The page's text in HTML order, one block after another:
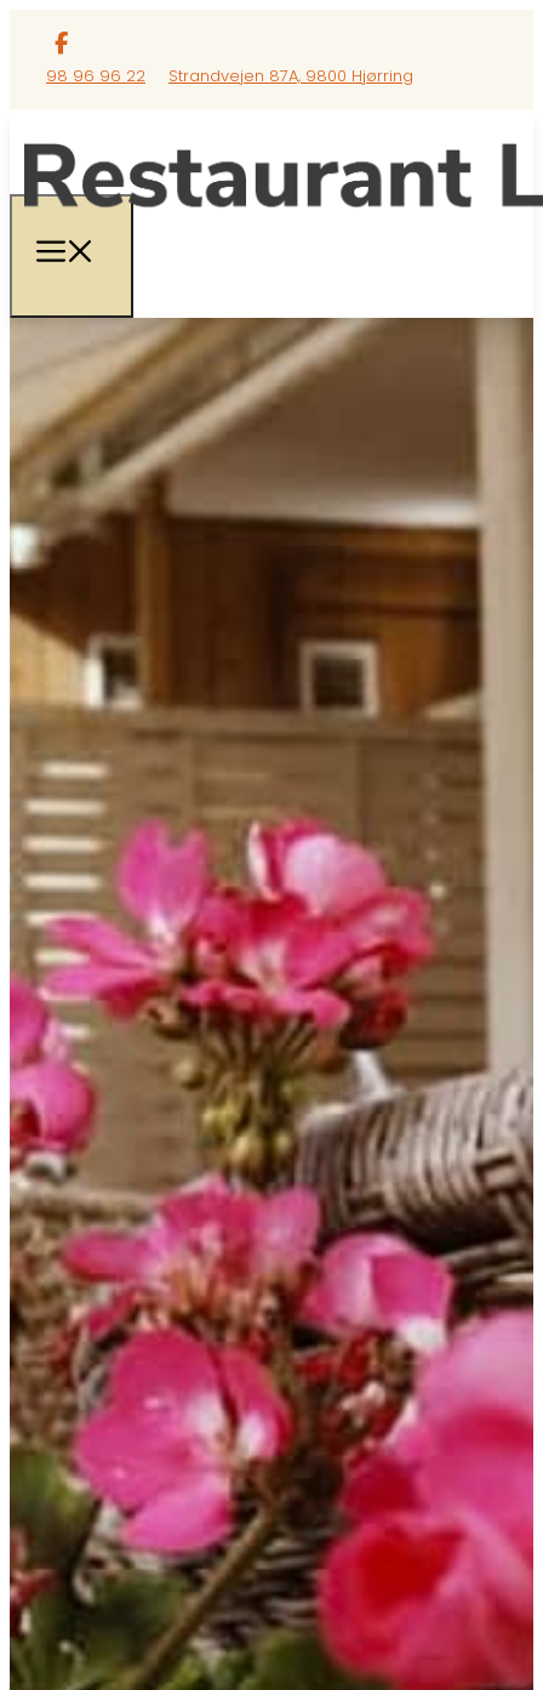
98 96 96 22 Strandvejen 87A, 9800 Hjørring